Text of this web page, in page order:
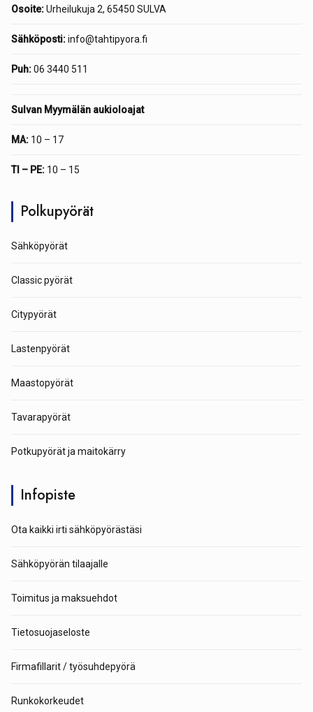
Osoite:Urheilukuja 2, 65450 SULVA
Sähköposti:info@tahtipyora.fi
Puh:06 3440 511
Sulvan Myymälän aukioloajat
MA: 10 – 17
TI – PE: 10 – 15
Polkupyörät
Sähköpyörät
Classic pyörät
Citypyörät
Lastenpyörät
Maastopyörät
Tavarapyörät
Potkupyörät ja maitokärry
Infopiste
Ota kaikki irti sähköpyörästäsi
Sähköpyörän tilaajalle
Toimitus ja maksuehdot
Tietosuojaseloste
Firmafillarit / työsuhdepyörä
Runkokorkeudet